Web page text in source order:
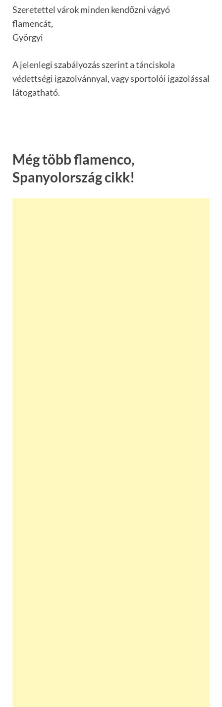
Szeretettel várok minden kendőzni vágyó
flamencát,
Györgyi
A jelenlegi szabályozás szerint a tánciskola
védettségi igazolvánnyal, vagy sportolói igazolással
látogatható.
Még több flamenco,
Spanyolország cikk!